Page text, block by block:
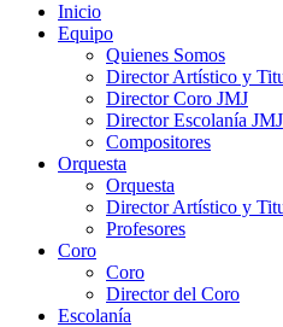
Inicio
Equipo
Quienes Somos
Director Artístico y
Director Coro JMJ
Director Escolanía JMJ
Compositores
Orquesta
Orquesta
Director Artístico y
Profesores
Coro
Coro
Director del Coro
Escolanía